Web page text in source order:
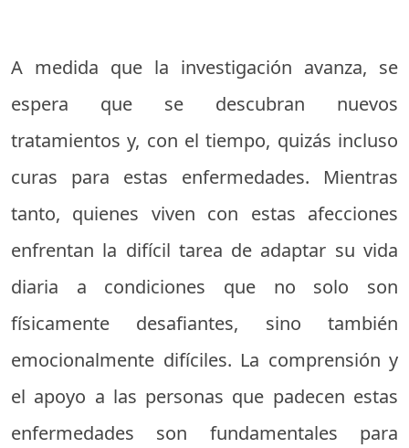
A medida que la investigación avanza, se
espera que se descubran nuevos
tratamientos y, con el tiempo, quizás incluso
curas para estas enfermedades. Mientras
tanto, quienes viven con estas afecciones
enfrentan la difícil tarea de adaptar su vida
diaria a condiciones que no solo son
físicamente desafiantes, sino también
emocionalmente difíciles. La comprensión y
el apoyo a las personas que padecen estas
enfermedades son fundamentales para